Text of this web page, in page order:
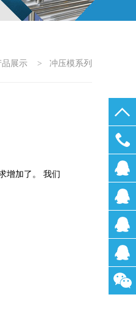
品展示 > 冲压模系列
增加了。 我们
0755-
刘小
林小
汪小
姐 张先